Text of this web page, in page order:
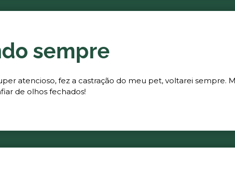
sempre
atencioso, fez a castração do meu pet, voltarei
de olhos fechados!